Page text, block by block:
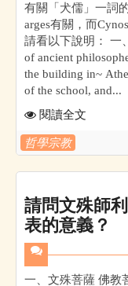
有關「犬儒」一詞
arges有關，而
請看以下說明： 一
of ancient
the building in~
of the school, and...
閱讀全文
哲學宗教
請問文殊師
表的意義？
一、文殊菩薩 佛教